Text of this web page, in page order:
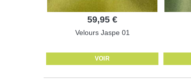
59,95 €
Velours Jaspe 01
VOIR